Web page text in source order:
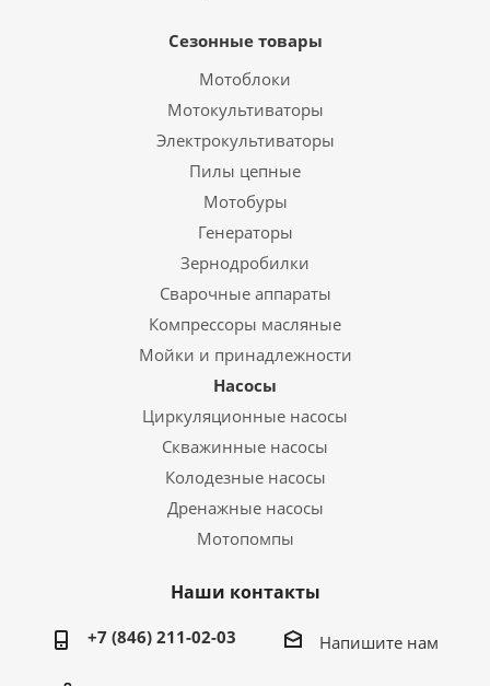
Сезонные товары
Мотоблоки
Мотокультиваторы
Электрокультиваторы
Пилы цепные
Мотобуры
Генераторы
Зернодробилки
Сварочные аппараты
Компрессоры масляные
Мойки и принадлежности
Насосы
Циркуляционные насосы
Скважинные насосы
Колодезные насосы
Дренажные насосы
Мотопомпы
Наши контакты
+7 (846) 211-02-03 Напишите нам